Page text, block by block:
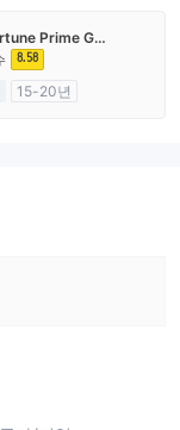
이선스 (MM)
블 MT4
Fortune Prime Global
8.58
15-20년